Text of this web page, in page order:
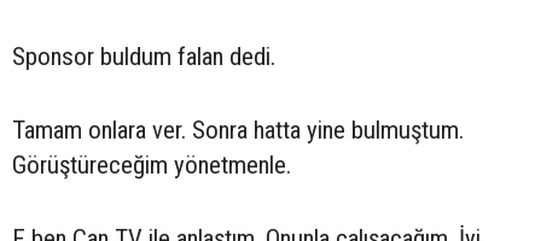
Sponsor buldum falan dedi.
Tamam onlara ver. Sonra hatta yine bulmuştum.
Görüştüreceğim yönetmenle.